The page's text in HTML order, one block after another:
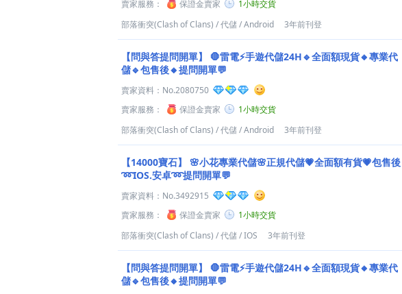
賣家服務：
保證金賣家
1小時交貨
部落衝突(Clash of Clans) /代儲/Android 3年前刊登
【問與答提問開單】
🛑雷電⚡️手遊代儲24H🔹全面額現貨🔸專業代
儲🔹包售後🔸提問開單💬
賣家資料： No.2080750
賣家服務：
保證金賣家
1小時交貨
部落衝突(Clash of Clans) /代儲/Android 3年前刊登
【14000寶石】
🌸小花專業代儲🌸正規代儲💗全面額有貨💗包售後
➿IOS.安卓➿提問開單💬
賣家資料： No.3492915
賣家服務：
保證金賣家
1小時交貨
部落衝突(Clash of Clans) /代儲/IOS 3年前刊登
【問與答提問開單】
🛑雷電⚡️手遊代儲24H🔹全面額現貨🔸專業代
儲🔹包售後🔸提問開單💬